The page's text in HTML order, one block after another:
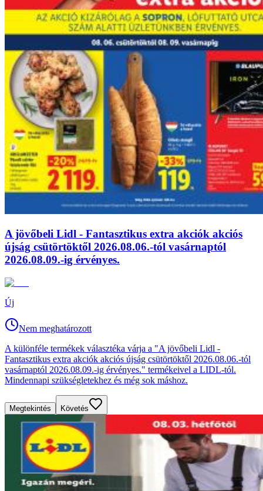
A jövőbeli Lidl - Fantasztikus extra akciók akciós
újság csütörtöktől 2026.08.06.-tól vasárnaptól
2026.08.09.-ig érvényes.
Új
Nem meghatározott
A különféle termékek választéka várja a "A jövőbeli Lidl -
Fantasztikus extra akciók akciós újság csütörtöktől 2026.08.06.-tól
vasárnaptól 2026.08.09.-ig érvényes." termékeivel a LIDL-tól.
Mindennapi szükségletekhez és még sok máshoz.
Megtekintés Követés